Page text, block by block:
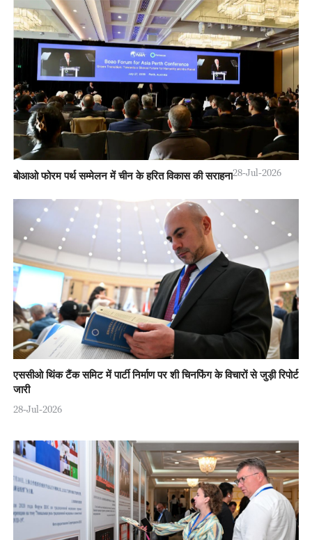
बोआओ फोरम पर्थ सम्मेलन में चीन के हरित विकास की सराहना28-Jul-2026
एससीओ थिंक टैंक समिट में पार्टी निर्माण पर शी चिनफिंग के विचारों से जुड़ी रिपोर्ट
जारी
28-Jul-2026